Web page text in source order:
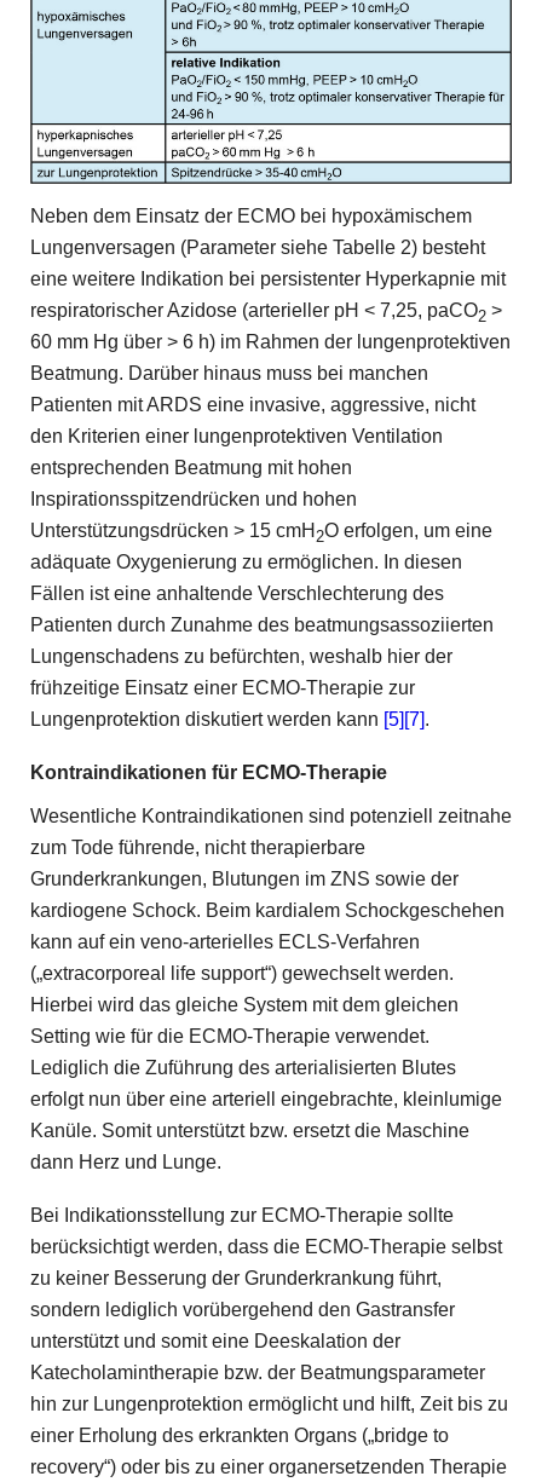
Neben dem Einsatz der ECMO bei hypoxämischem
Lungenversagen (Parameter siehe Tabelle 2) besteht
eine weitere Indikation bei persistenter Hyperkapnie mit
respiratorischer Azidose (arterieller pH < 7,25, paCO2 >
60 mm Hg über > 6 h) im Rahmen der lungenprotektiven
Beatmung. Darüber hinaus muss bei manchen
Patienten mit ARDS eine invasive, aggressive, nicht
den Kriterien einer lungenprotektiven Ventilation
entsprechenden Beatmung mit hohen
Inspirationsspitzendrücken und hohen
Unterstützungsdrücken > 15 cmH 2O erfolgen, um eine
adäquate Oxygenierung zu ermöglichen. In diesen
Fällen ist eine anhaltende Verschlechterung des
Patienten durch Zunahme des beatmungsassoziierten
Lungenschadens zu befürchten, weshalb hier der
frühzeitige Einsatz einer ECMO-Therapie zur
Lungenprotektion diskutiert werden kann [5] [7].
Kontraindikationen für ECMO-Therapie
Wesentliche Kontraindikationen sind potenziell zeitnahe
zum Tode führende, nicht therapierbare
Grunderkrankungen, Blutungen im ZNS sowie der
kardiogene Schock. Beim kardialem Schockgeschehen
kann auf ein veno-arterielles ECLS-Verfahren
(„extracorporeal life support“) gewechselt werden.
Hierbei wird das gleiche System mit dem gleichen
Setting wie für die ECMO-Therapie verwendet.
Lediglich die Zuführung des arterialisierten ­Blutes
erfolgt nun über eine arteriell eingebrachte, kleinlumige
Kanüle. Somit unterstützt bzw. ersetzt die Maschine
dann Herz und Lunge.
Bei Indikationsstellung zur ECMO-Therapie sollte
berücksichtigt werden, dass die ECMO-Therapie selbst
zu keiner Besserung der Grunderkrankung führt,
sondern lediglich vorübergehend den Gastransfer
unterstützt und somit eine Deeskalation der
Katecholamintherapie bzw. der Beatmungsparameter
hin zur Lungenprotektion ­ermöglicht und hilft, Zeit bis zu
einer Erholung des erkrankten Organs („bridge to
recovery“) oder bis zu einer organersetzenden Therapie